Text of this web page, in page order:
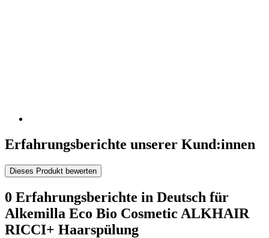
Erfahrungsberichte unserer Kund:innen
Dieses Produkt bewerten
0 Erfahrungsberichte in Deutsch für
Alkemilla Eco Bio Cosmetic ALKHAIR
RICCI+ Haarspülung